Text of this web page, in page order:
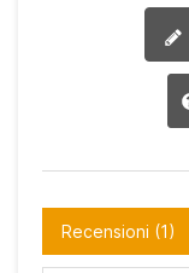
Recensioni (1)